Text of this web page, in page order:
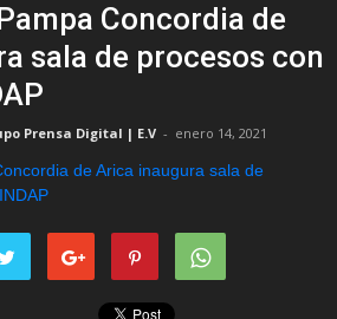
Concordia de
sala de procesos con
Prensa Digital | E.V - enero 14, 2021